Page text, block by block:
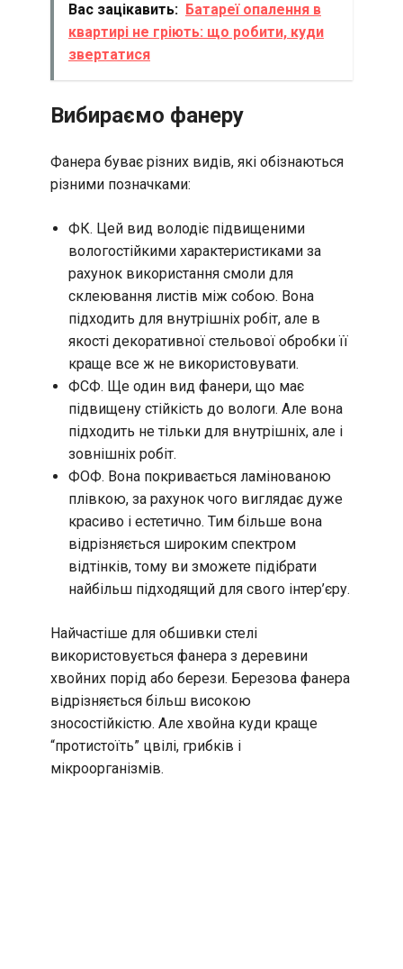
Вас зацікавить: Батареї опалення в
квартирі не гріють: що робити, куди
звертатися
Вибираємо фанеру
Фанера буває різних видів, які обізнаються
різними позначками:
ФК. Цей вид володіє підвищеними
вологостійкими характеристиками за
рахунок використання смоли для
склеювання листів між собою. Вона
підходить для внутрішніх робіт, але в
якості декоративної стельової обробки її
краще все ж не використовувати.
ФСФ. Ще один вид фанери, що має
підвищену стійкість до вологи. Але вона
підходить не тільки для внутрішніх, але і
зовнішніх робіт.
ФОФ. Вона покривається ламінованою
плівкою, за рахунок чого виглядає дуже
красиво і естетично. Тим більше вона
відрізняється широким спектром
відтінків, тому ви зможете підібрати
найбільш підходящий для свого інтер’єру.
Найчастіше для обшивки стелі
використовується фанера з деревини
хвойних порід або берези. Березова фанера
відрізняється більш високою
зносостійкістю. Але хвойна куди краще
“протистоїть” цвілі, грибків і
мікроорганізмів.